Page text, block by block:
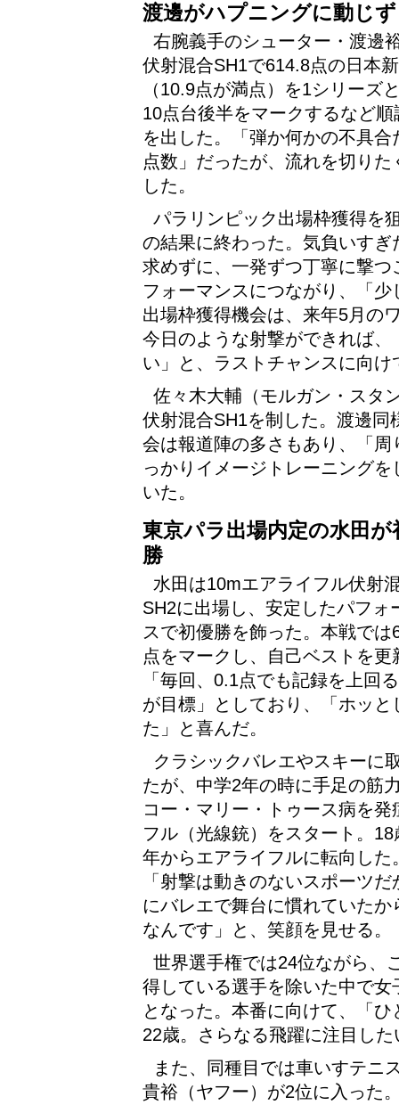
渡邊がハプニングに動じ
右腕義手のシューター・渡邊
伏射混合SH1で614.8点の日本
（10.9点が満点）を1シリーズ
10点台後半をマークするなど
を出した。「弾か何かの不具
点数」だったが、流れを切り
した。
パラリンピック出場枠獲得を
の結果に終わった。気負いす
求めずに、一発ずつ丁寧に撃
フォーマンスにつながり、「
出場枠獲得機会は、来年5月の
今日のような射撃ができれば
い」と、ラストチャンスに向
佐々木大輔（モルガン・スタ
伏射混合SH1を制した。渡邊
会は報道陣の多さもあり、「
っかりイメージトレーニング
いた。
東京パラ出場内定の水田が
勝
水田は10mエアライフル伏射
SH2に出場し、安定したパフォ
スで初優勝を飾った。本戦では
点をマークし、自己ベストを更
「毎回、0.1点でも記録を上回
が目標」としており、「ホッと
た」と喜んだ。
クラシックバレエやスキーに
たが、中学2年の時に手足の筋
コー・マリー・トゥース病を
フル（光線銃）をスタート。
年からエアライフルに転向し
「射撃は動きのないスポーツ
にバレエで舞台に慣れていた
なんです」と、笑顔を見せる。
世界選手権では24位ながら、
得している選手を除いた中で
となった。本番に向けて、「
22歳。さらなる飛躍に注目した
また、同種目では車いすテニ
貴裕（ヤフー）が2位に入った